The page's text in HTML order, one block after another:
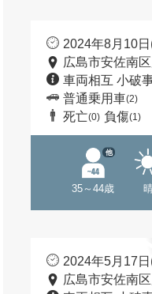
2024年8月10
広島市安佐南
車両相互 小破
普通乗用車(2)
死亡(0) 負傷(1)
35～44歳
他
2024年5月17
広島市安佐南